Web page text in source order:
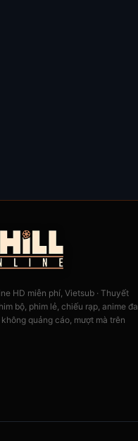
HD miễn phí, Vietsub · Thuyết
bộ, phim lẻ, chiếu rạp, anime đa
quảng cáo, mượt mà trên